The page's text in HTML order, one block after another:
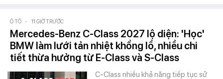
Ô TÔ - 11 GIỜ TRƯỚC
Mercedes-Benz C-Class 2027 lộ diện: 'Học'
BMW làm lưới tản nhiệt khổng lồ, nhiều chi
tiết thừa hưởng từ E-Class và S-Class
C-Class nhiều khả năng tiếp tục sử